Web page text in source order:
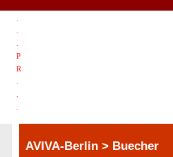
P
R
AVIVA-Berlin > Buecher